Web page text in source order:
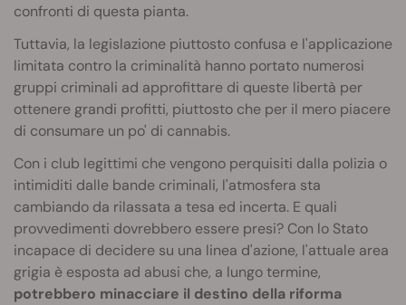
confronti di questa pianta.
Tuttavia, la legislazione piuttosto confusa e l'applicazione
limitata contro la criminalità hanno portato numerosi
gruppi criminali ad approfittare di queste libertà per
ottenere grandi profitti, piuttosto che per il mero piacere
di consumare un po' di cannabis.
Con i club legittimi che vengono perquisiti dalla polizia o
intimiditi dalle bande criminali, l'atmosfera sta
cambiando da rilassata a tesa ed incerta. E quali
provvedimenti dovrebbero essere presi? Con lo Stato
incapace di decidere su una linea d'azione, l'attuale area
grigia è esposta ad abusi che, a lungo termine,
potrebbero minacciare il destino della riforma